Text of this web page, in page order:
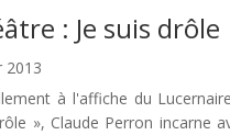
: Je suis drôle
2013
à l'affiche du
», Claude Perron incarne